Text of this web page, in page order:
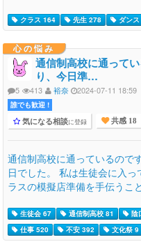
クラス 164 先生 278 ダン
心の悩み
通信制高校に通って
り、今日準…
5 413 裕奈 2024-07-11 18:59
誰でも歓迎 !
気になる相談に登録 共感 18
通信制高校に通っているので
日でした。 私は生徒会に入
ラスの模擬店準備を手伝うこ
生徒会 67 通信制高校 81 陰
仕事 520
不安 392 文化祭 9